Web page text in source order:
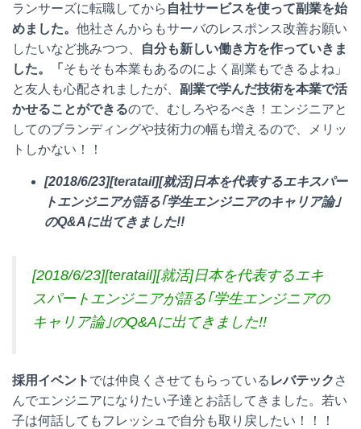
ランサーズに転職してから 自社サービスを使って副業を始
めました。 他社さんからもサーバのレスポンス改善お願い
したいなど挑みつつ、
自分も新しい働き方を作っていきま
した。「 そもそも本業もあるのによく副業もできるよね」
と友人も心配されましたが、 副業で学んだ技術を本業で活
かせることができるので、むしろやるべき！エンジニアと
してのブランディングや技術力の幅も増えるので、メリッ
トしかない！！
[2018/6/23][teratail][就活]日本を代表するエキスパー
トエンジニアが語る｢学生エンジニアのキャリア論｣
のQ&Aに出てきました!!
[2018/6/23][teratail][就活]日本を代表するエキ
スパートエンジニアが語る｢学生エンジニアの
キャリア論｣のQ&Aに出てきました!!
採用イベント では仲良くさせてもらっている レバテック さ
んでエンジニアになりたい子達とお話してきました。若い
子は何話してもフレッシュで自分も取り戻したい！！！